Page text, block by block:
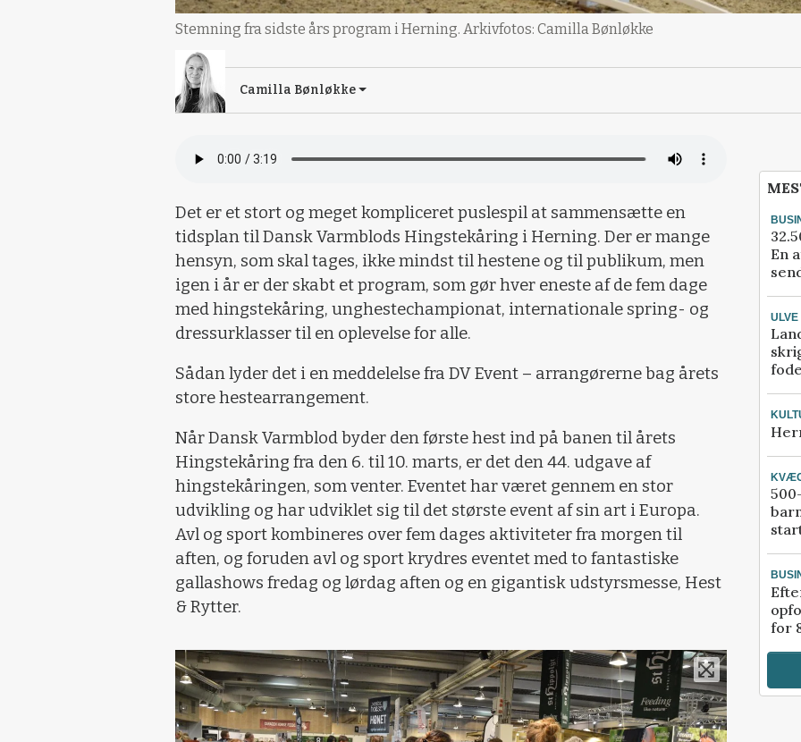
Stemning fra sidste års program i Herning. Arkivfotos: Camilla Bønløkke
Camilla Bønløkke
Det er et stort og meget kompliceret puslespil at sammensætte en
tidsplan til Dansk Varmblods Hingstekåring i Herning. Der er mange
hensyn, som skal tages, ikke mindst til hestene og til publikum, men
igen i år er der skabt et program, som gør hver eneste af de fem dage
med hingstekåring, unghestechampionat, internationale spring- og
dressurklasser til en oplevelse for alle.
Sådan lyder det i en meddelelse fra DV Event – arrangørerne bag årets
store hestearrangement.
Når Dansk Varmblod byder den første hest ind på banen til årets
Hingstekåring fra den 6. til 10. marts, er det den 44. udgave af
hingstekåringen, som venter. Eventet har været gennem en stor
udvikling og har udviklet sig til det største event af sin art i Europa.
Avl og sport kombineres over fem dages aktiviteter fra morgen til
aften, og foruden avl og sport krydres eventet med to fantastiske
gallashows fredag og lørdag aften og en gigantisk udstyrsmesse, Hest
& Rytter.
En
ULVE
for